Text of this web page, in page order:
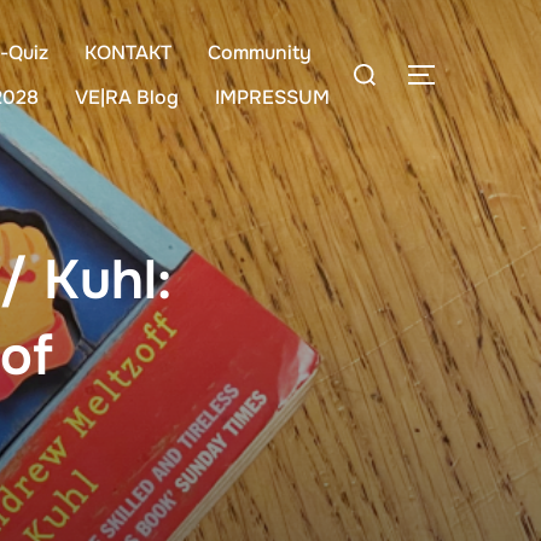
Quiz KONTAKT
Community
VE|RA Blog IMPRESSUM
Suchen
nach:
Kuhl: